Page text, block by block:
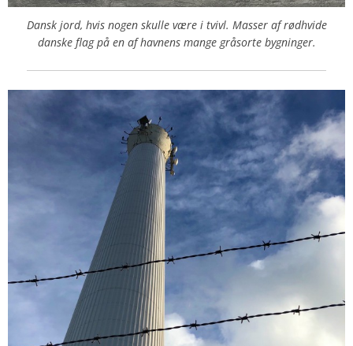
Dansk jord, hvis nogen skulle være i tvivl. Masser af rødhvide
danske flag på en af havnens mange gråsorte bygninger.